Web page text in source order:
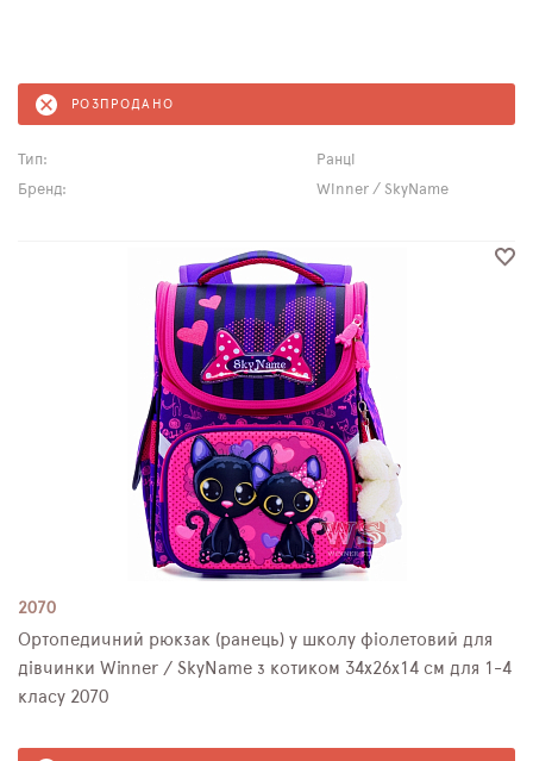
РОЗПРОДАНО
Тип:
Ранці
Бренд:
Winner / SkyName
2070
Ортопедичний рюкзак (ранець) у школу фіолетовий для
дівчинки Winner / SkyName з котиком 34х26х14 см для 1-4
класу 2070